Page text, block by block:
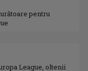
...
pentru
League, oltenii